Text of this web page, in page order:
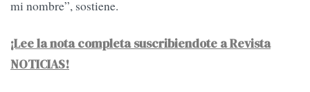
mi nombre”, sostiene.
¡Lee la nota completa suscribiendote a Revista
NOTICIAS!